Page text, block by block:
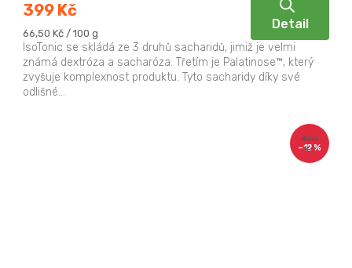
399 Kč
Měrná
cena:
66,50 Kč / 100 g
Detail
IsoTonic se skládá ze 3 druhů sacharidů, jimiž je velmi
známá dextróza a sacharóza. Třetím je Palatinose™, který
zvyšuje komplexnost produktu. Tyto sacharidy díky své
odlišné...
490
Kč
–12 %